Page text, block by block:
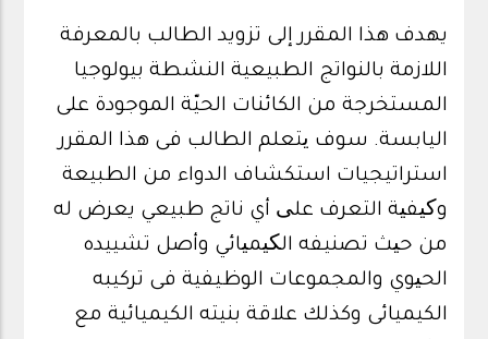
يهدف هذا المقرر إلى تزويد الطالب بالمعرفة
اللازمة بالنواتج الطبيعية النشطة بيولوجيا
المستخرجة من الكائنات الحيّة الموجودة على
اليابسة. سوف یتعلم الطالب فى هذا المقرر
استراتيجيات استكشاف الدواء من الطبيعة
وکیفیة التعرف علی أي ناتج طبيعي يعرض له
من حیث تصنيفه الکیمیائي وأصل تشييده
الحیوي والمجموعات الوظيفية فى تركيبه
الكيميائى وكذلك علاقة بنيته الكيميائية مع